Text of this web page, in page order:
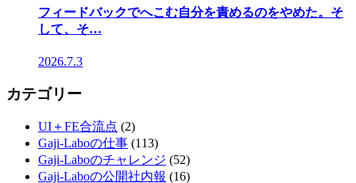
フィードバックでへこむ自分を責めるのをやめた。そ
して、そ…
2026.7.3
カテゴリー
UI＋FE合流点 (2)
Gaji-Laboの仕事 (113)
Gaji-Laboのチャレンジ (52)
Gaji-Laboの公開社内報 (16)